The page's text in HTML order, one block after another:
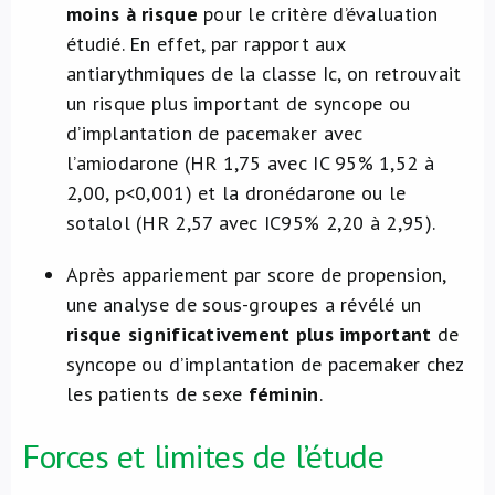
moins à risque pour le critère d’évaluation
étudié. En effet, par rapport aux
antiarythmiques de la classe Ic, on retrouvait
un risque plus important de syncope ou
d’implantation de pacemaker avec
l’amiodarone (HR 1,75 avec IC 95% 1,52 à
2,00, p<0,001) et la dronédarone ou le
sotalol (HR 2,57 avec IC95% 2,20 à 2,95).
Après appariement par score de propension,
une analyse de sous-groupes a révélé un
risque significativement plus important de
syncope ou d’implantation de pacemaker chez
les patients de sexe féminin.
Forces et limites de l’étude